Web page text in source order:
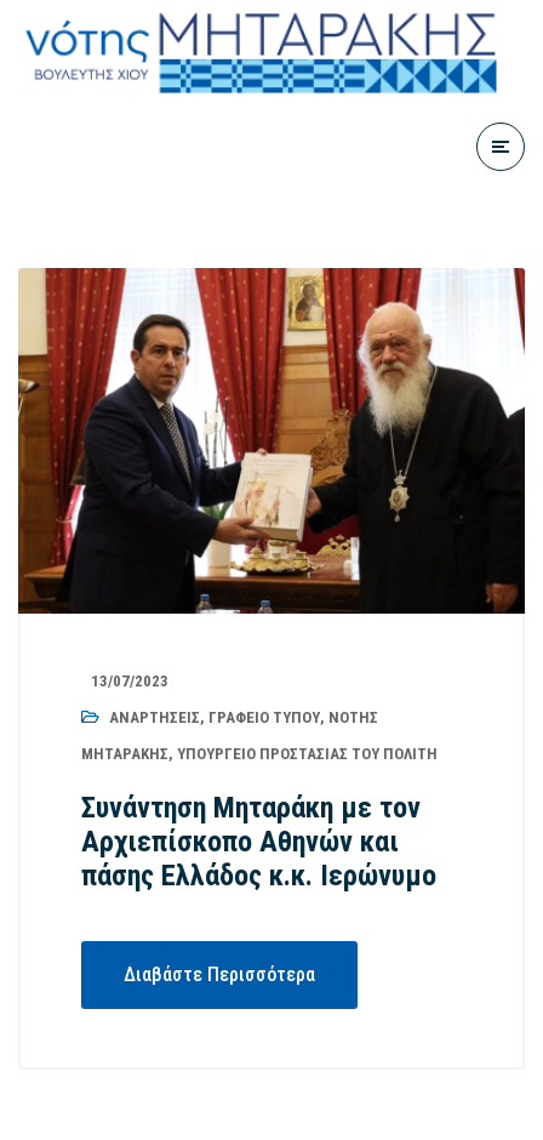
13/07/2023
ΑΝΑΡΤΉΣΕΙΣ, ΓΡΑΦΕΊΟ ΤΎΠΟΥ, ΝΌΤΗΣ
ΜΗΤΑΡΆΚΗΣ, ΥΠΟΥΡΓΕΊΟ ΠΡΟΣΤΑΣΊΑΣ ΤΟΥ ΠΟΛΊΤΗ
Συνάντηση Μηταράκη με τον
Αρχιεπίσκοπο Αθηνών και
πάσης Ελλάδος κ.κ. Ιερώνυμο
Διαβάστε Περισσότερα